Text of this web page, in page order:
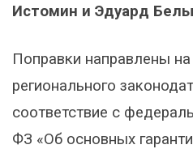
Истомин и Эдуард
Поправки направлены
регионального
соответствие с
ФЗ «Об основных